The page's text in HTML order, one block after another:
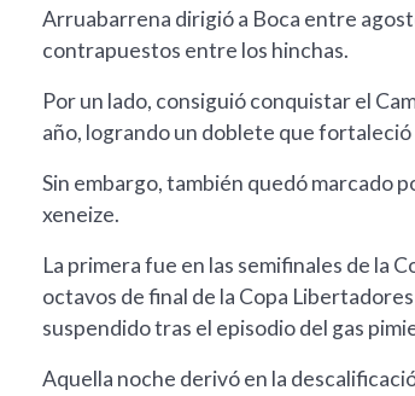
Arruabarrena dirigió a Boca entre
contrapuestos entre los hinchas.
Por un lado, consiguió conquistar el
año, logrando un doblete que
Sin embargo, también quedó marcado
xeneize.
La primera fue en las semifinales de la
octavos de final de la Copa
suspendido tras el episodio del gas
Aquella noche derivó en la